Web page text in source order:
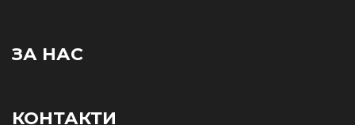
ЗА НАС
КОНТАКТИ